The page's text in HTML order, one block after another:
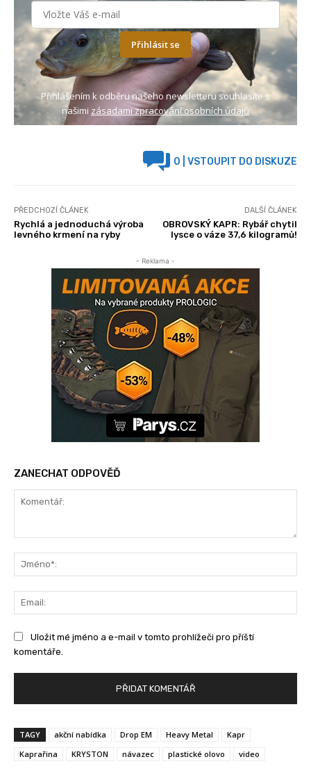
Přihlásit se
Přihlášením k odběru našeho newsletteru souhlasíte s
našimi zásadami zpracování osobních údajů
0 | VSTOUPIT DO DISKUZE
PŘEDCHOZÍ ČLÁNEK
Rychlá a jednoduchá výroba
levného krmení na ryby
DALŠÍ ČLÁNEK
OBROVSKÝ KAPR: Rybář chytil
lysce o váze 37,6 kilogramů!
- Reklama -
ZANECHAT ODPOVĚĎ
Uložit mé jméno a e-mail v tomto prohlížeči pro příští
komentáře.
TAGY akční nabídka Drop EM Heavy Metal
Kapr
Kaprařina
KRYSTON návazec plastické olovo video